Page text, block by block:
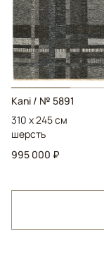
Kani / № 5891
310 x 245 см
шерсть
995 000 ₽